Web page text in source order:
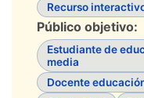
Recurso
Público objetivo:
Estudiante de
media
Docente